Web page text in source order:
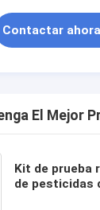
Contactar ahora
El Mejor
Kit de prueba
de pesticidas